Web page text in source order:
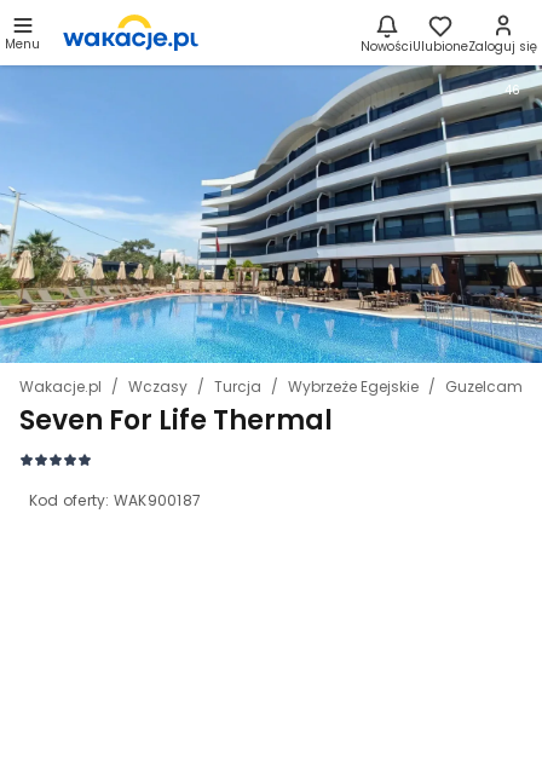
Menu NowościUlubioneZaloguj się
Wakacje.pl Wczasy Turcja Wybrzeże Egejskie Guzelcamli
Seven For Life Thermal
Kod oferty: WAK900187
46